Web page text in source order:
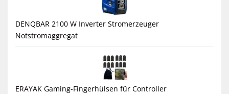
DENQBAR 2100 W Inverter Stromerzeuger
Notstromaggregat
ERAYAK Gaming-Fingerhülsen für Controller